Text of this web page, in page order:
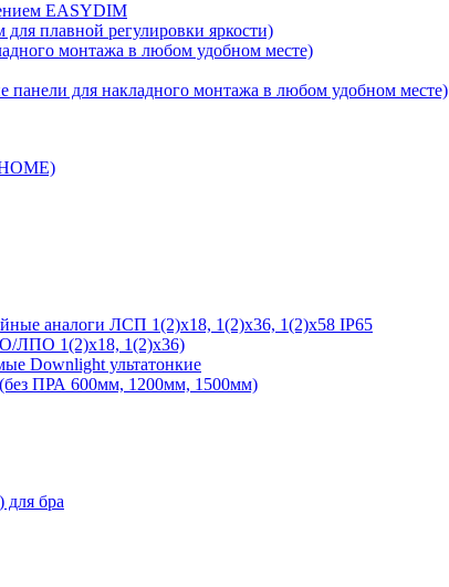
EASYDIM
плавной регулировки яркости)
монтажа в любом удобном месте)
панели для накладного монтажа в любом удобном месте)
аналоги ЛСП 1(2)х18, 1(2)х36, 1(2)х58 IP65
ЛПО 1(2)х18, 1(2)х36)
Downlight ультатонкие
ПРА 600мм, 1200мм, 1500мм)
бра